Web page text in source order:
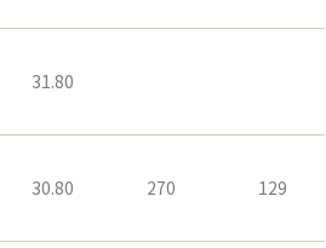
31.80
30.80 270 129